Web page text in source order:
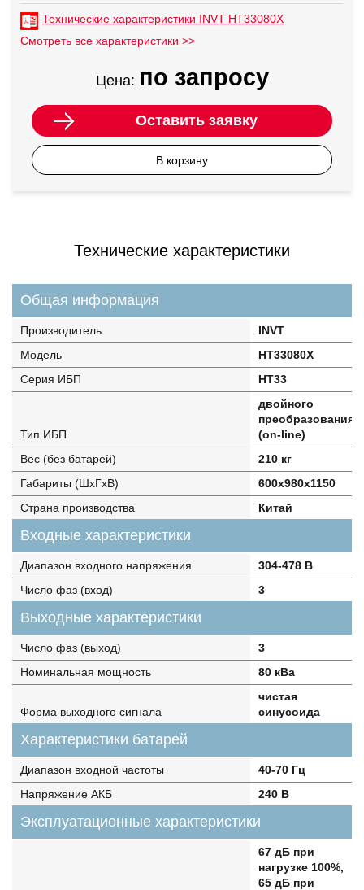
Технические характеристики INVT HT33080X
Смотреть все характеристики >>
Цена: по запросу
Оставить заявку
В корзину
Технические характеристики
Общая информация
Производитель
INVT
Модель
HT33080X
Серия ИБП
HT33
Тип ИБП
двойного
преобразования
(on-line)
Вес (без батарей)
210 кг
Габариты (ШхГхВ)
600х980х1150
Страна производства
Китай
Входные характеристики
Диапазон входного напряжения
304-478 В
Число фаз (вход)
3
Выходные характеристики
Число фаз (выход)
3
Номинальная мощность
80 кВа
Форма выходного сигнала
чистая
синусоида
Характеристики батарей
Диапазон входной частоты
40-70 Гц
Напряжение АКБ
240 В
Эксплуатационные характеристики
67 дБ при
нагрузке 100%,
65 дБ при